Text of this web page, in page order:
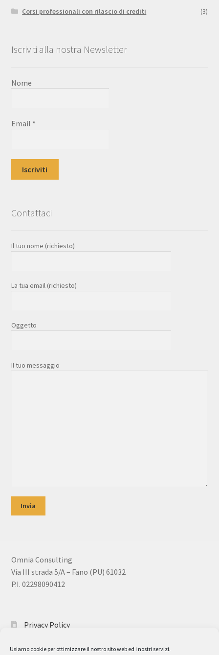
Usiamo cookie per ottimizzare il nostro sito web ed i nostri servizi.
Corsi professionali con rilascio di crediti
(3)
Iscriviti alla nostra Newsletter
Nome
Email *
Contattaci
Il tuo nome (richiesto)
La tua email (richiesto)
Oggetto
Il tuo messaggio
Omnia Consulting
Via III strada 5/A – Fano (PU) 61032
P.I. 02298090412
Privacy Policy